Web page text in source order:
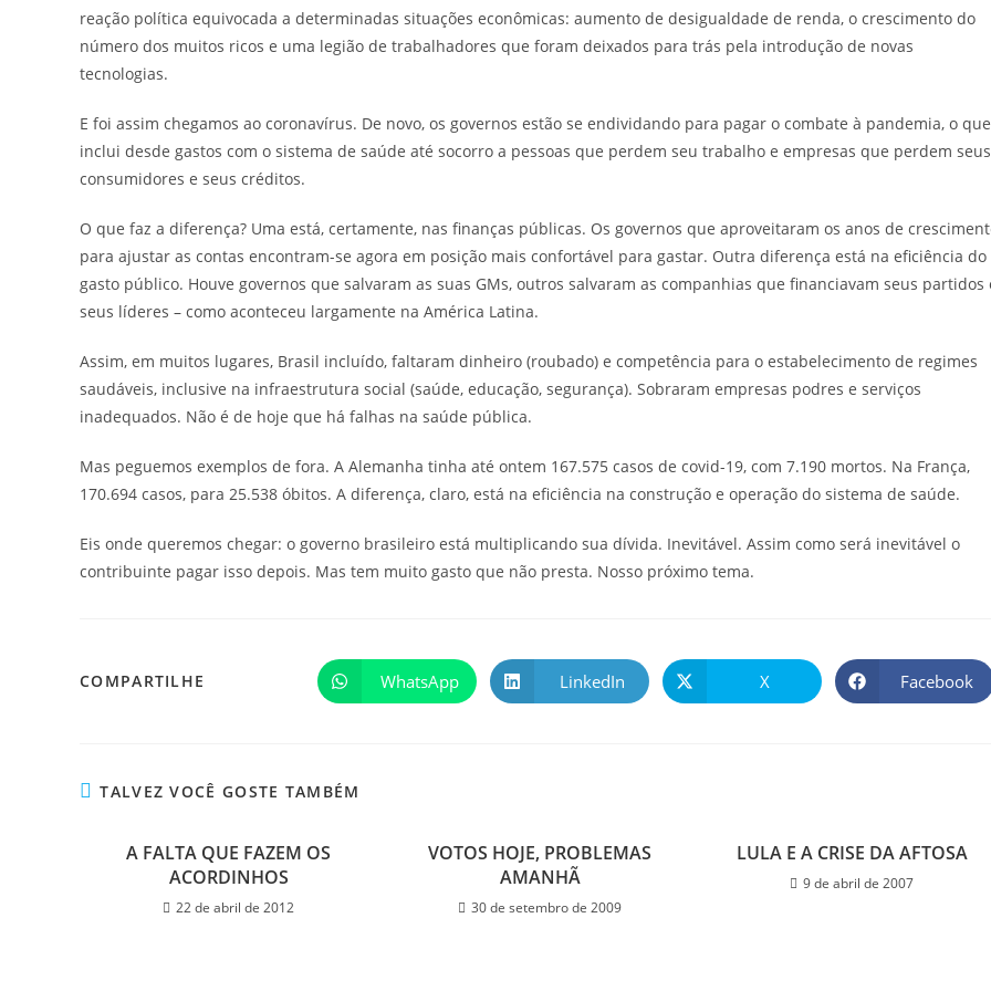
reação política equivocada a determinadas situações econômicas: aumento de desigualdade de renda, o crescimento do
número dos muitos ricos e uma legião de trabalhadores que foram deixados para trás pela introdução de novas
tecnologias.
E foi assim chegamos ao coronavírus. De novo, os governos estão se endividando para pagar o combate à pandemia, o que
inclui desde gastos com o sistema de saúde até socorro a pessoas que perdem seu trabalho e empresas que perdem seus
consumidores e seus créditos.
O que faz a diferença? Uma está, certamente, nas finanças públicas. Os governos que aproveitaram os anos de
para ajustar as contas encontram-se agora em posição mais confortável para gastar. Outra diferença está na eficiência do
gasto público. Houve governos que salvaram as suas GMs, outros salvaram as companhias que financiavam seus partidos
seus líderes – como aconteceu largamente na América Latina.
Assim, em muitos lugares, Brasil incluído, faltaram dinheiro (roubado) e competência para o estabelecimento de regimes
saudáveis, inclusive na infraestrutura social (saúde, educação, segurança). Sobraram empresas podres e serviços
inadequados. Não é de hoje que há falhas na saúde pública.
Mas peguemos exemplos de fora. A Alemanha tinha até ontem 167.575 casos de covid-19, com 7.190 mortos. Na França,
170.694 casos, para 25.538 óbitos. A diferença, claro, está na eficiência na construção e operação do sistema de saúde.
Eis onde queremos chegar: o governo brasileiro está multiplicando sua dívida. Inevitável. Assim como será inevitável o
contribuinte pagar isso depois. Mas tem muito gasto que não presta. Nosso próximo tema.
COMPARTILHE WhatsApp LinkedIn X Facebook
TALVEZ VOCÊ GOSTE TAMBÉM
A FALTA QUE FAZEM OS
ACORDINHOS
22 de abril de 2012
VOTOS HOJE, PROBLEMAS
AMANHÃ
30 de setembro de 2009
LULA E A CRISE DA AFTOSA
9 de abril de 2007